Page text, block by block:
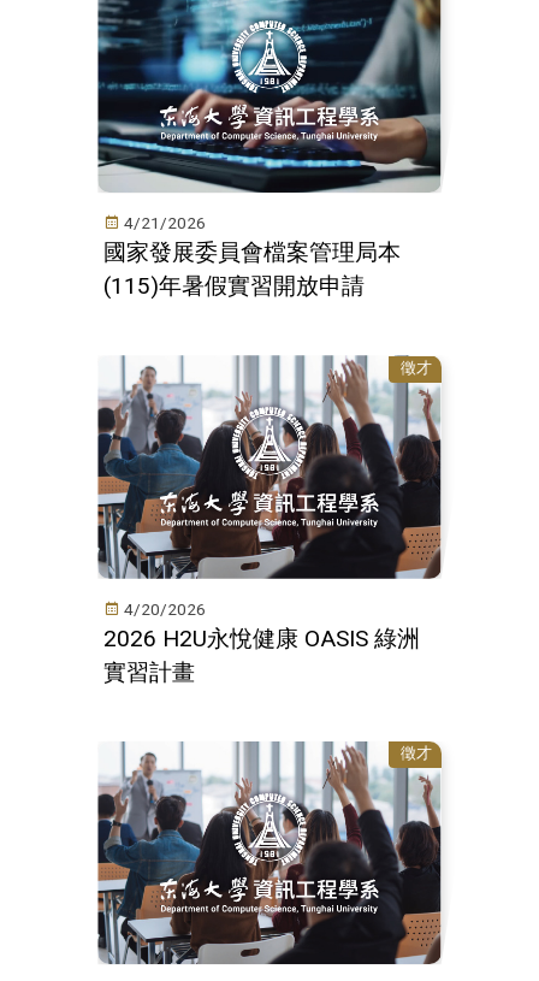
4/21/2026
國家發展委員會檔案管理局本
(115)年暑假實習開放申請
徵才
4/20/2026
2026 H2U永悅健康 OASIS 綠洲
實習計畫
徵才